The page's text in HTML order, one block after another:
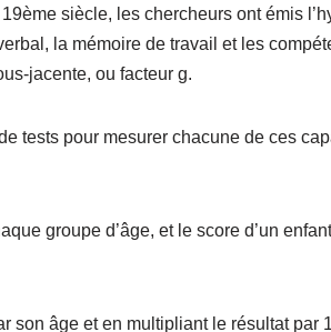
siècle, les chercheurs ont émis
la mémoire de travail et les
jacente, ou facteur g.
tests pour mesurer chacune de ces
groupe d’âge, et le score d’un
son âge et en multipliant le résultat par